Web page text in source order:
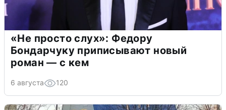
«Не просто слух»: Федору
Бондарчуку приписывают новый
роман — с кем
6 августа 120